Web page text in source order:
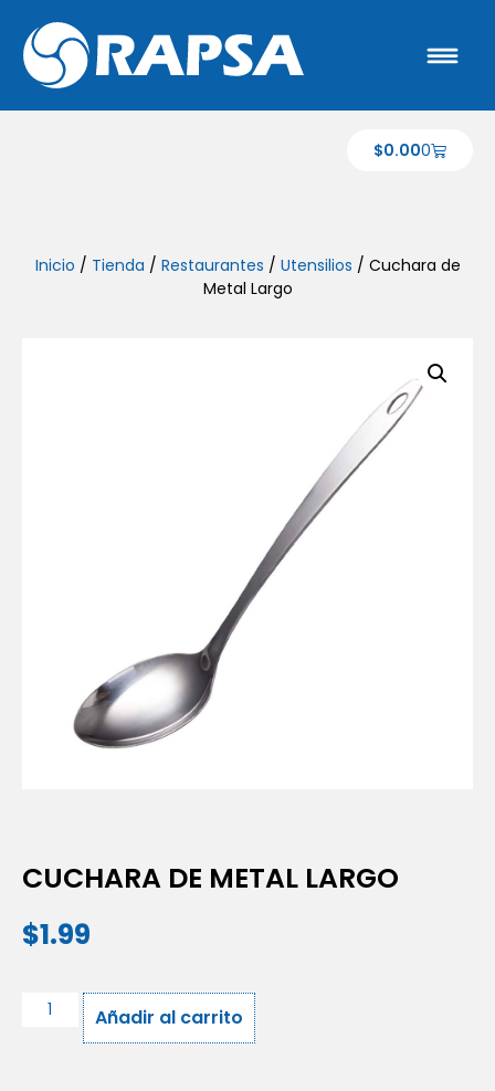
$0.000
Inicio / Tienda / Restaurantes / Utensilios / Cuchara de
Metal Largo
CUCHARA DE METAL LARGO
$1.99
Añadir al carrito